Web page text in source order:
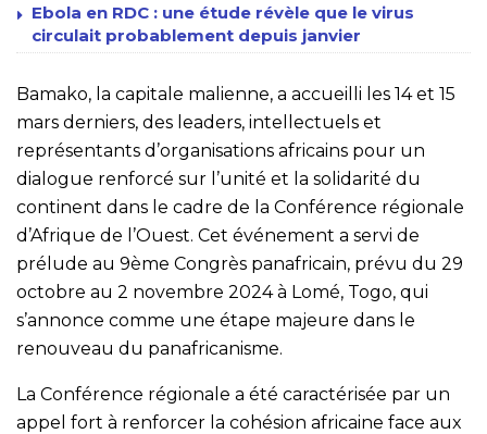
Ebola en RDC : une étude révèle que le virus
circulait probablement depuis janvier
Bamako, la capitale malienne, a accueilli les 14 et 15
mars derniers, des leaders, intellectuels et
représentants d’organisations africains pour un
dialogue renforcé sur l’unité et la solidarité du
continent dans le cadre de la Conférence régionale
d’Afrique de l’Ouest. Cet événement a servi de
prélude au 9ème Congrès panafricain, prévu du 29
octobre au 2 novembre 2024 à Lomé, Togo, qui
s’annonce comme une étape majeure dans le
renouveau du panafricanisme.
La Conférence régionale a été caractérisée par un
appel fort à renforcer la cohésion africaine face aux